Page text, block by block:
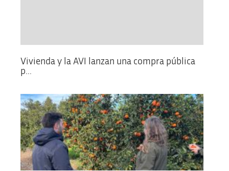
Vivienda y la AVI lanzan una compra pública
p...